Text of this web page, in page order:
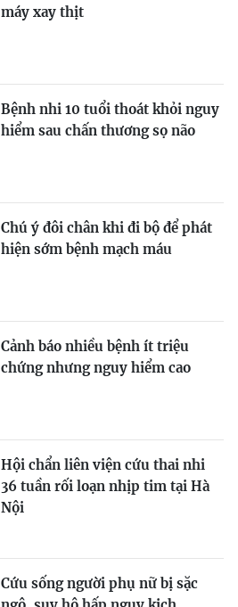
máy xay thịt
Bệnh nhi 10 tuổi thoát khỏi nguy
hiểm sau chấn thương sọ não
Chú ý đôi chân khi đi bộ để phát
hiện sớm bệnh mạch máu
Cảnh báo nhiều bệnh ít triệu
chứng nhưng nguy hiểm cao
Hội chẩn liên viện cứu thai nhi
36 tuần rối loạn nhịp tim tại Hà
Nội
Cứu sống người phụ nữ bị sặc